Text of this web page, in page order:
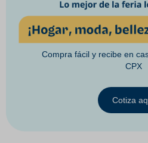
Compra fácil y recibe en
CPX
Cotiza